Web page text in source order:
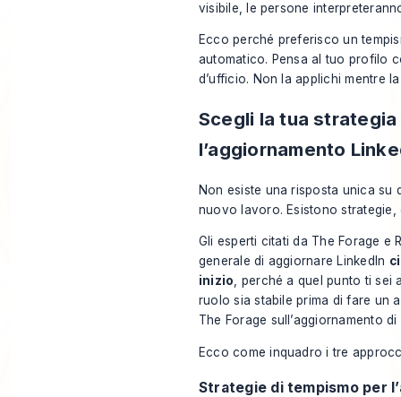
visibile, le persone
Ecco perché preferisco un
automatico. Pensa al tuo profilo
d’ufficio. Non la applichi mentre
Scegli la tua
l’aggiornamento
Non esiste una risposta unica su
nuovo lavoro. Esistono
Gli esperti citati da The Forage e
generale di aggiornare LinkedIn
inizio, perché a quel punto ti sei
ruolo sia stabile prima di fare un
The Forage sull’aggiornamento
Ecco come inquadro i tre
Strategie di tempismo per